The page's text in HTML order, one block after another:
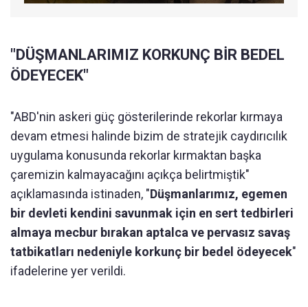
"DÜŞMANLARIMIZ KORKUNÇ BİR BEDEL
ÖDEYECEK"
"ABD'nin askeri güç gösterilerinde rekorlar kırmaya
devam etmesi halinde bizim de stratejik caydırıcılık
uygulama konusunda rekorlar kırmaktan başka
çaremizin kalmayacağını açıkça belirtmiştik"
açıklamasında istinaden, "Düşmanlarımız, egemen
bir devleti kendini savunmak için en sert tedbirleri
almaya mecbur bırakan aptalca ve pervasız savaş
tatbikatları nedeniyle korkunç bir bedel ödeyecek"
ifadelerine yer verildi.